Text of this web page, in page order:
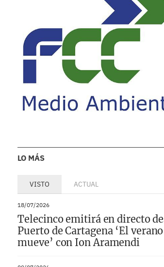
LO MÁS
VISTO ACTUAL
18/07/2026
Telecinco emitirá en directo
Puerto de Cartagena ‘El
mueve’ con Ion Aramendi